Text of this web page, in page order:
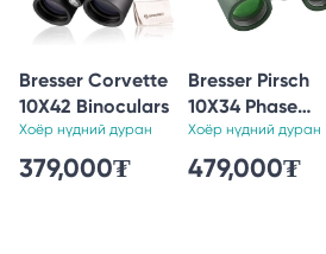
Bresser Corvette
10X42 Binoculars
Хоёр нүдний дуран
379,000₮
Bresser Pirsch
10X34 Phase
Coat. Binoculars
Хоёр нүдний дуран
479,000₮